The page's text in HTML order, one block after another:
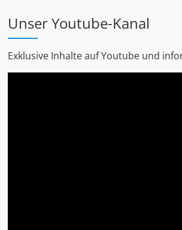
Unser Youtube-Kanal
Exklusive Inhalte auf Youtube und